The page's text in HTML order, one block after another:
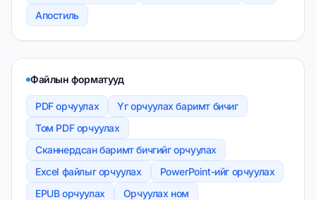
Апостиль
Файлын форматууд
PDF орчуулах
Үг орчуулах баримт бичиг
Том PDF орчуулах
Сканнердсан баримт бичгийг орчуулах
Excel файлыг орчуулах
PowerPoint-ийг орчуулах
EPUB орчуулах
Орчуулах ном